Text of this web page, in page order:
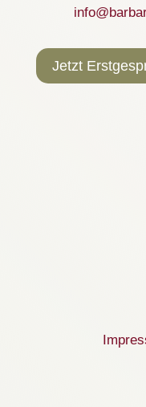
Jetzt